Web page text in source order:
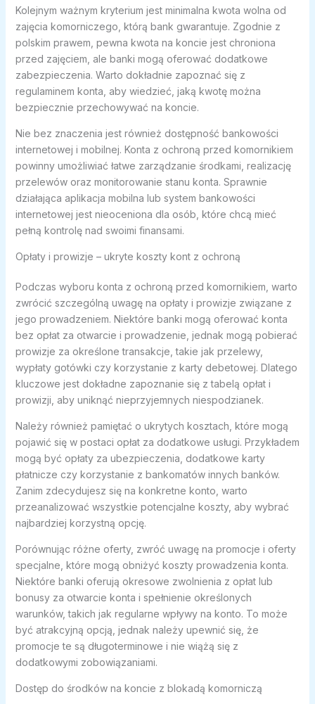
Kolejnym ważnym kryterium jest minimalna kwota wolna od
zajęcia komorniczego, którą bank gwarantuje. Zgodnie z
polskim prawem, pewna kwota na koncie jest chroniona
przed zajęciem, ale banki mogą oferować dodatkowe
zabezpieczenia. Warto dokładnie zapoznać się z
regulaminem konta, aby wiedzieć, jaką kwotę można
bezpiecznie przechowywać na koncie.
Nie bez znaczenia jest również dostępność bankowości
internetowej i mobilnej. Konta z ochroną przed komornikiem
powinny umożliwiać łatwe zarządzanie środkami, realizację
przelewów oraz monitorowanie stanu konta. Sprawnie
działająca aplikacja mobilna lub system bankowości
internetowej jest nieoceniona dla osób, które chcą mieć
pełną kontrolę nad swoimi finansami.
Opłaty i prowizje – ukryte koszty kont z ochroną
Podczas wyboru konta z ochroną przed komornikiem, warto
zwrócić szczególną uwagę na opłaty i prowizje związane z
jego prowadzeniem. Niektóre banki mogą oferować konta
bez opłat za otwarcie i prowadzenie, jednak mogą pobierać
prowizje za określone transakcje, takie jak przelewy,
wypłaty gotówki czy korzystanie z karty debetowej. Dlatego
kluczowe jest dokładne zapoznanie się z tabelą opłat i
prowizji, aby uniknąć nieprzyjemnych niespodzianek.
Należy również pamiętać o ukrytych kosztach, które mogą
pojawić się w postaci opłat za dodatkowe usługi. Przykładem
mogą być opłaty za ubezpieczenia, dodatkowe karty
płatnicze czy korzystanie z bankomatów innych banków.
Zanim zdecydujesz się na konkretne konto, warto
przeanalizować wszystkie potencjalne koszty, aby wybrać
najbardziej korzystną opcję.
Porównując różne oferty, zwróć uwagę na promocje i oferty
specjalne, które mogą obniżyć koszty prowadzenia konta.
Niektóre banki oferują okresowe zwolnienia z opłat lub
bonusy za otwarcie konta i spełnienie określonych
warunków, takich jak regularne wpływy na konto. To może
być atrakcyjną opcją, jednak należy upewnić się, że
promocje te są długoterminowe i nie wiążą się z
dodatkowymi zobowiązaniami.
Dostęp do środków na koncie z blokadą komorniczą